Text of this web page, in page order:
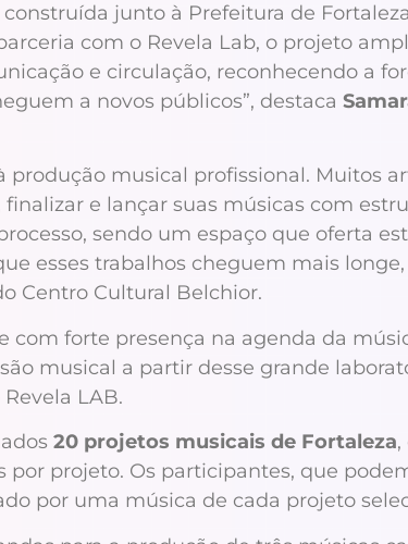
junto à Prefeitura de
com o Revela Lab, o projeto
e circulação, reconhecendo a
a novos públicos”, destaca
produção musical profissional. Muitos
e lançar suas músicas com
sendo um espaço que oferta
esses trabalhos cheguem mais longe,
Centro Cultural Belchior.
com forte presença na agenda da
musical a partir desse grande
LAB.
20 projetos musicais de Fortaleza,
por projeto. Os participantes, que
por uma música de cada projeto